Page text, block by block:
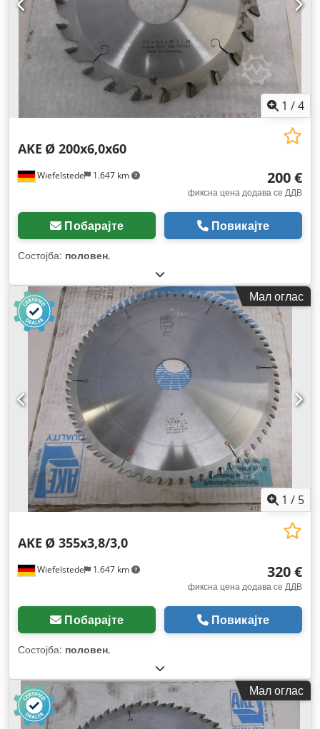
1 /4
Wiefelstede 1.647 km
AKE Ø 200x6,0x60
200 €
фиксна цена додава се ДДВ
Побарајте Повикајте
Состојба: половен,
Мал оглас
1 / 5
Wiefelstede 1.647 km
AKE Ø 355x3,8/3,0
320 €
фиксна цена додава се ДДВ
Побарајте Повикајте
Состојба: половен,
Мал оглас